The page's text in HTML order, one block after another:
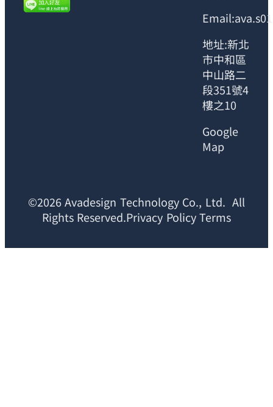
地址:新北
市中和區
中山路二
段351號4
樓之10
Google
Map
©2026 Avadesign Technology Co., Ltd. All
Rights Reserved.Privacy Policy Terms